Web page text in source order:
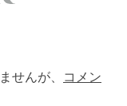
せんが、
コメン